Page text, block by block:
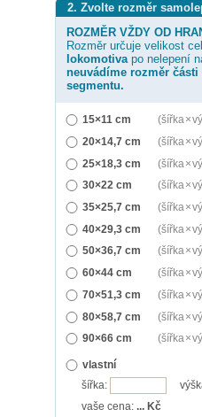
2. Zvolte rozměr
ROZMĚR VŽDY OD
Rozměr určuje velikost
lokomotivapo nelepení
neuvádíme rozměr
segmentu.
15×11 cm (šířka ×
20×14,7 cm
(šířka ×
25×18,3 cm
(šířka ×
30×22 cm
(šířka ×
35×25,7 cm
(šířka ×
40×29,3 cm
(šířka ×
50×36,7 cm
(šířka ×
60×44 cm
(šířka ×
70×51,3 cm
(šířka ×
80×58,7 cm
(šířka ×
90×66 cm
(šířka ×
vlastní
šířka:
vaše cena: ... Kč